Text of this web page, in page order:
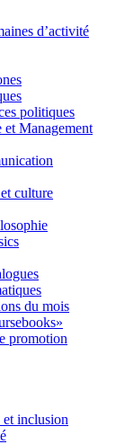
d’activité
politiques
Management
culture
du mois
promotion
inclusion